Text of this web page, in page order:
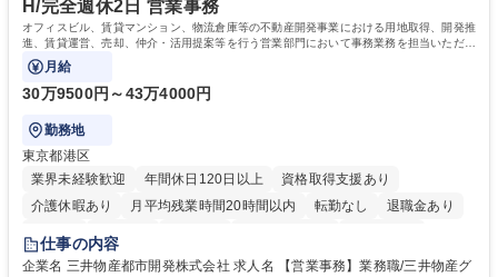
H/完全週休2日 営業事務
オフィスビル、賃貸マンション、物流倉庫等の不動産開発事業における用地取得、開発推
進、賃貸運営、売却、仲介・活用提案等を行う営業部門において事務業務を担当いただき
ます。
月給
30万9500円～43万4000円
勤務地
東京都港区
業界未経験歓迎
年間休日120日以上
資格取得支援あり
介護休暇あり
月平均残業時間20時間以内 転勤なし
退職金あり
在宅OK
賞与あり
駅近5分以内
土日祝休み 寮・社宅あり
仕事の内容
企業名 三井物産都市開発株式会社 求人名 【営業事務】業務職/三井物産グ